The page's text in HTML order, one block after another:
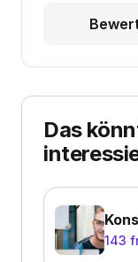
Das
143